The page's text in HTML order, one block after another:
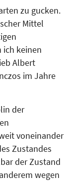
zu gucken.
Mittel
ich keinen
Albert
im Jahre
der
voneinander
Zustandes
der Zustand
wegen